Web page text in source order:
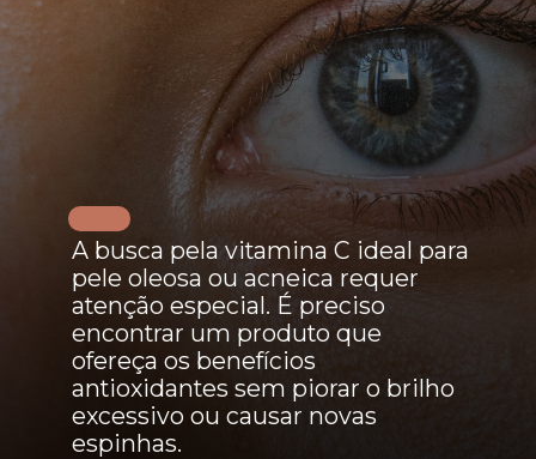
A busca pela vitamina C ideal para
pele oleosa ou acneica requer
atenção especial. É preciso
encontrar um produto que
ofereça os benefícios
antioxidantes sem piorar o brilho
excessivo ou causar novas
espinhas.